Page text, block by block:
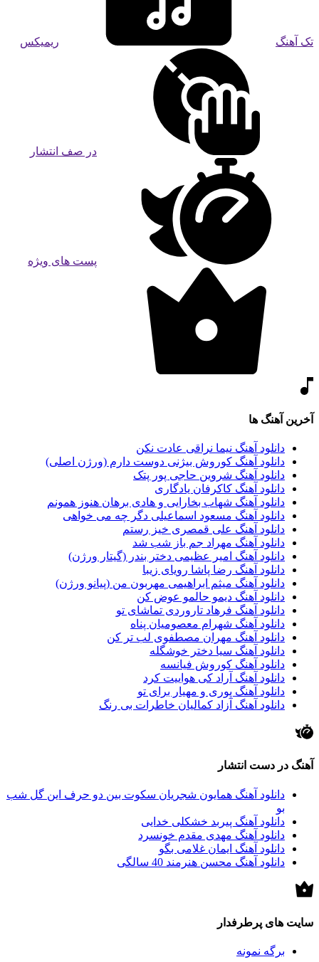
تک آهنگ ریمیکس
در صف انتشار
پست های ویژه
آخرین آهنگ ها
دانلود آهنگ نیما نراقی عادت نکن
دانلود آهنگ کوروش بیژنی دوست دارم (ورژن اصلی)
دانلود آهنگ شروین حاجی پور پتک
دانلود آهنگ کاکرفان یادگاری
دانلود آهنگ شهاب بخارایی و هادی برهان هنوز همونم
دانلود آهنگ مسعود اسماعیلی دگر چه می خواهی
دانلود آهنگ علی قمصری خیز رستم
دانلود آهنگ مهراد جم باز شب شد
دانلود آهنگ امیر عظیمی دختر بندر (گیتار ورژن)
دانلود آهنگ رضا پاشا رویای زیبا
دانلود آهنگ میثم ابراهیمی مهربون من (پیانو ورژن)
دانلود آهنگ دیمو حالمو عوض کن
دانلود آهنگ فرهاد تاروردی تماشای تو
دانلود آهنگ شهرام معصومیان پناه
دانلود آهنگ مهران مصطفوی لب تر کن
دانلود آهنگ سیا دختر خوشگله
دانلود آهنگ کوروش فیانسه
دانلود آهنگ آراد کی هواییت کرد
دانلود آهنگ پوری و مهیار برای تو
دانلود آهنگ آزاد کمالیان خاطرات بی رنگ
آهنگ در دست انتشار
دانلود آهنگ همایون شجریان سکوت بین دو حرف این گل شب
بو
دانلود آهنگ پیربد خشکلی خدایی
دانلود آهنگ مهدی مقدم خونسرد
دانلود آهنگ ایمان غلامی بگو
دانلود آهنگ محسن هنرمند 40 سالگی
سایت های پرطرفدار
برگه نمونه